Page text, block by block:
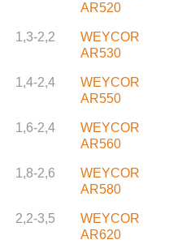
AR520
1,3-2,2
WEYCOR
AR530
1,4-2,4
WEYCOR
AR550
1,6-2,4
WEYCOR
AR560
1,8-2,6
WEYCOR
AR580
2,2-3,5
WEYCOR
AR620